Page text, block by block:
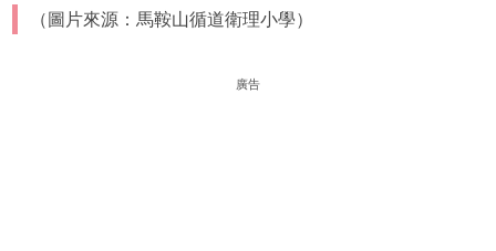
（圖片來源：馬鞍山循道衛理小學）
廣告